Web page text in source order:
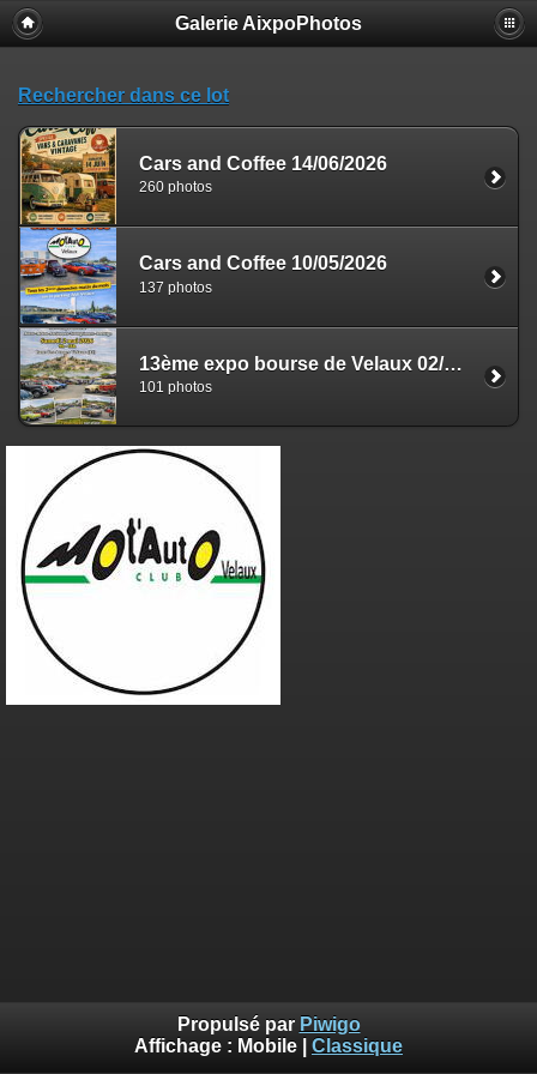
Galerie AixpoPhotos
Rechercher dans ce lot
Cars and Coffee 14/06/2026
260 photos
Cars and Coffee 10/05/2026
137 photos
13ème expo bourse de Velaux 02/05/2026
101 photos
Propulsé par Piwigo
Affichage : Mobile Classique